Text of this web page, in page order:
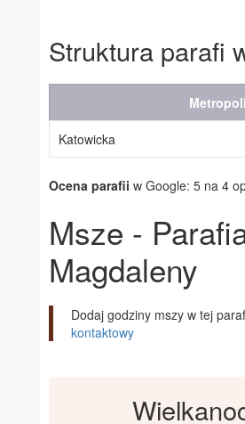
Struktura parafi
Katowicka
Ocena parafii w Google: 5 na 4
Msze -
Magdaleny
Dodaj godziny mszy w tej
kontaktowy